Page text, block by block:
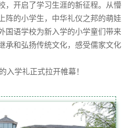
，开启了学习生涯的新征程。从懵
阵的小学生，中华礼仪之邦的萌娃
国语学校为新入学的小学童们带来
承和弘扬传统文化，感受儒家文化
学礼正式拉开帷幕！